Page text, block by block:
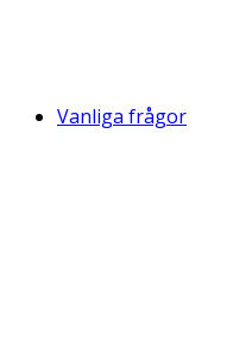
Vanliga frågor